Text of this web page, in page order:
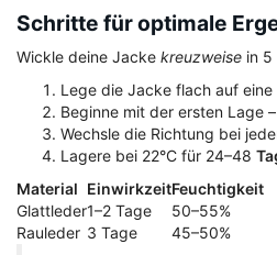
Schritte für optimale
Wickle deine Jacke kreuzweise in 5
Lege die Jacke flach auf
Beginne mit der ersten Lage
Wechsle die Richtung bei
Lagere bei 22°C für 24–48
Material EinwirkzeitFeuchtigkeit
Glattleder1–2 Tage
50–55%
Rauleder 3 Tage 45–50%